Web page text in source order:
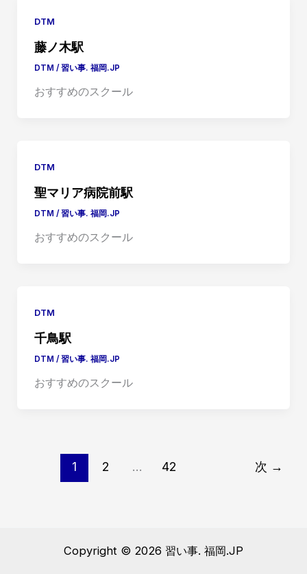
DTM
藤ノ木駅
DTM / 習い事. 福岡.JP
おすすめのスクール
DTM
聖マリア病院前駅
DTM / 習い事. 福岡.JP
おすすめのスクール
DTM
千鳥駅
DTM / 習い事. 福岡.JP
おすすめのスクール
1 2 … 42 次 →
Copyright © 2026 習い事. 福岡.JP